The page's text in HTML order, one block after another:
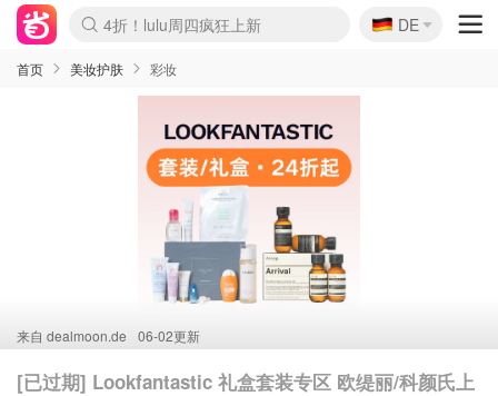
Boticinal 夏促开抢！
4折！lulu周四疯狂上新
还没结束！&OtherStories大促
Joybuy变相75折 随时失效
速领！Stanley独家85折
疑似霸哥！Camper额外叠85折
Zalando 奥莱闪促！每日更新
Moncler反季囤！5折起+叠9折
Coach Brooklyn仅€192
🇩🇪
DE
首页 美妆护肤 彩妆
来自 dealmoon.de 06-02更新
[已过期] Lookfantastic 礼盒套装专区 欧缇丽/科颜氏上